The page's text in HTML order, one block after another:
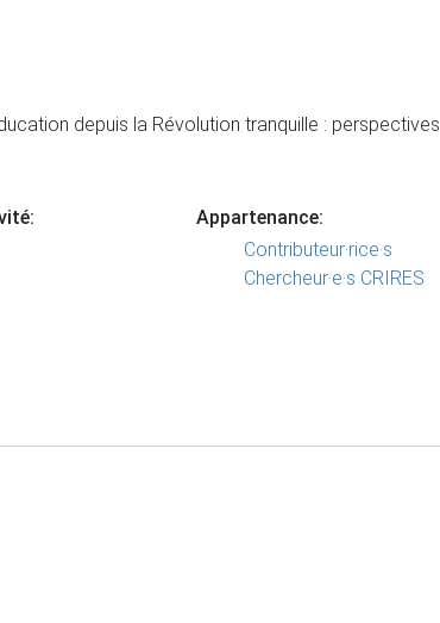
depuis la Révolution tranquille : perspectives
Appartenance:
Contributeur·rice·s
Chercheur·e·s CRIRES